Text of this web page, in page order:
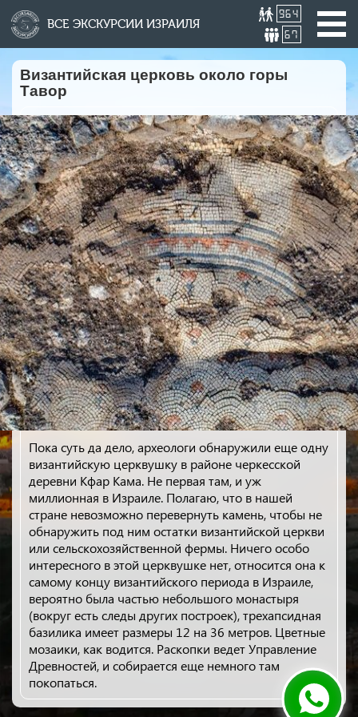
ВСЕ ЭКСКУРСИИ ИЗРАИЛЯ
964
67
Византийская церковь около горы
Тавор
Пока суть да дело, археологи обнаружили еще одну
византийскую церквушку в районе черкесской
деревни Кфар Кама. Не первая там, и уж
миллионная в Израиле. Полагаю, что в нашей
стране невозможно перевернуть камень, чтобы не
обнаружить под ним остатки византийской церкви
или сельскохозяйственной фермы. Ничего особо
интересного в этой церквушке нет, относится она к
самому концу византийского периода в Израиле,
вероятно была частью небольшого монастыря
(вокруг есть следы других построек), трехапсидная
базилика имеет размеры 12 на 36 метров. Цветные
мозаики, как водится. Раскопки ведет Управление
Древностей, и собирается еще немного там
покопаться.